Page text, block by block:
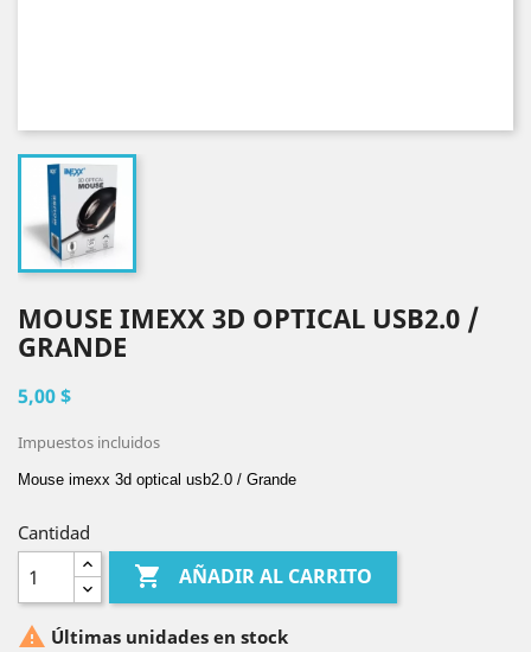
MOUSE IMEXX 3D OPTICAL USB2.0 /
GRANDE
5,00 $
Impuestos incluidos
Mouse imexx 3d optical usb2.0 / Grande
Cantidad
 AÑADIR AL CARRITO
 Últimas unidades en stock